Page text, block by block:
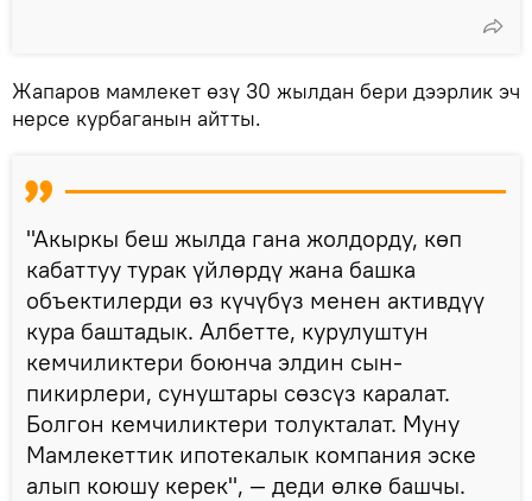
Жапаров мамлекет өзү 30 жылдан бери дээрлик эч
нерсе курбаганын айтты.
"Акыркы беш жылда гана жолдорду, көп
кабаттуу турак үйлөрдү жана башка
объектилерди өз күчүбүз менен активдүү
кура баштадык. Албетте, курулуштун
кемчиликтери боюнча элдин сын-
пикирлери, сунуштары сөзсүз каралат.
Болгон кемчиликтери толукталат. Муну
Мамлекеттик ипотекалык компания эске
алып коюшу керек", — деди өлкө башчы.